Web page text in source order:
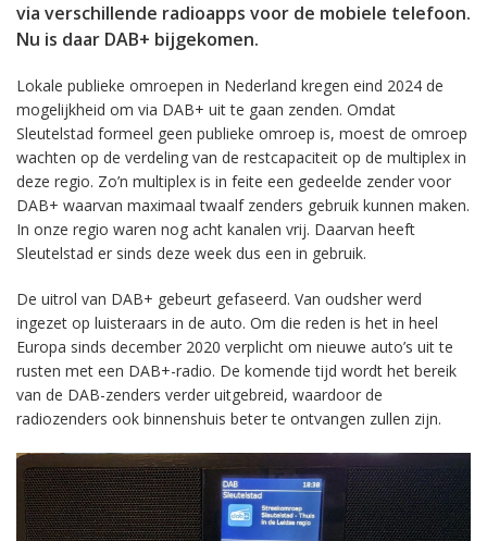
via verschillende radioapps voor de mobiele telefoon.
Nu is daar DAB+ bijgekomen.
Lokale publieke omroepen in Nederland kregen eind 2024 de
mogelijkheid om via DAB+ uit te gaan zenden. Omdat
Sleutelstad formeel geen publieke omroep is, moest de omroep
wachten op de verdeling van de restcapaciteit op de multiplex in
deze regio. Zo’n multiplex is in feite een gedeelde zender voor
DAB+ waarvan maximaal twaalf zenders gebruik kunnen maken.
In onze regio waren nog acht kanalen vrij. Daarvan heeft
Sleutelstad er sinds deze week dus een in gebruik.
De uitrol van DAB+ gebeurt gefaseerd. Van oudsher werd
ingezet op luisteraars in de auto. Om die reden is het in heel
Europa sinds december 2020 verplicht om nieuwe auto’s uit te
rusten met een DAB+-radio. De komende tijd wordt het bereik
van de DAB-zenders verder uitgebreid, waardoor de
radiozenders ook binnenshuis beter te ontvangen zullen zijn.